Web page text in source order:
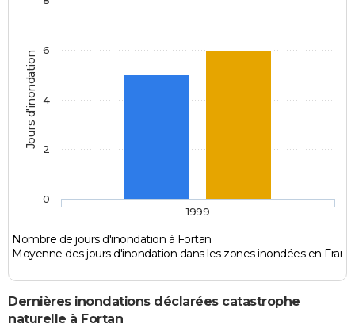
Jours d'inondation
Nombre de jours d'inondation à Fortan
Moyenne des jours d'inondation dans les zones inondées en
1999
0
2
4
6
Dernières inondations déclarées catastrophe
naturelle à Fortan